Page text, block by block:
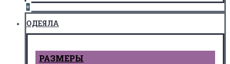
+
ОДЕЯЛА
РАЗМЕРЫ